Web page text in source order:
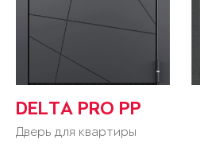
DELTA PRO PP
Дверь для квартиры